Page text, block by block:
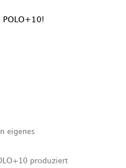
POLO+10!
eigenes
produziert